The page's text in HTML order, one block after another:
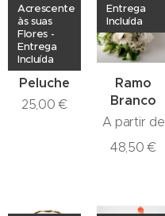
Peluche
Acrescente
às suas
Flores -
Entrega
Incluída
25,00 €
Ramo
Branco
Entrega
Incluída
A partir de
48,50 €